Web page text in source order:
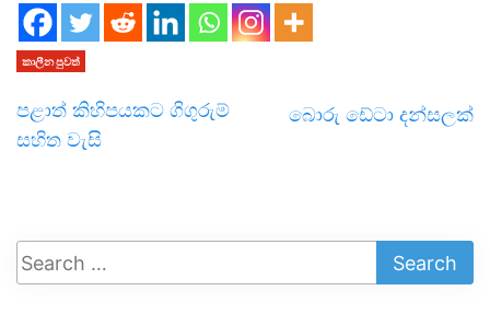
කාලීන පුවත්
පළාත් කිහිපයකට ගිගුරුම්
සහිත වැසි
බොරු ඩේටා දන්සලක්